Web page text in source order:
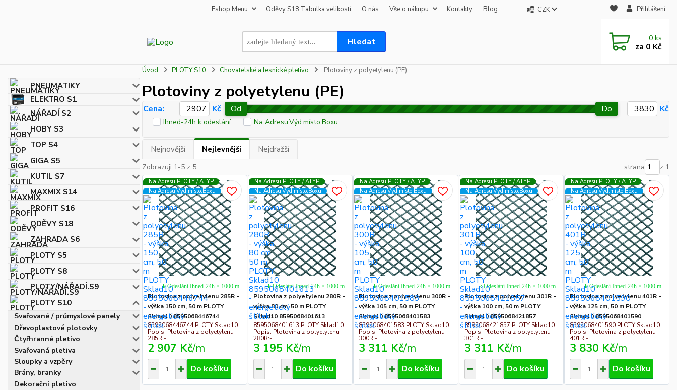
Eshop Menu Oděvy S18 Tabulka velikostí O nás Vše o nákupu Kontakty Blog CZK Přihlášení
Hledat 0 ks
za 0 Kč
PNEUMATIKY
ELEKTRO S1
NÁŘADÍ S2
HOBY S3
TOP S4
GIGA S5
KUTIL S7
MAXMIX S14
PROFIT S16
ODĚVY S18
ZAHRADA S6
PLOTY S5
PLOTY S8
PLOTY/NÁŘADÍ.S9
PLOTY S10
Svařované / průmyslové panely
Dřevoplastové plotovky
Čtyřhranné pletivo
Svařovaná pletiva
Sloupky a vzpěry
Brány, branky
Dekorační pletivo
Úvod PLOTY S10 Chovatelské a lesnické pletivo Plotoviny z polyetylenu (PE)
Plotoviny z polyetylenu (PE)
Cena: Kč Od Do Kč
Ihned-24h k odeslání Na Adresu,Výd.místo,Boxu
Nejnovější Nejlevnější Nejdražší
Zobrazuji 1-5 z 5 strana z 1
Na Adresu PLOTY / ATYP
Na Adresu,Výd.místo,Boxu
Plotovina z polyetylenu 285R -
výška 150 cm, 50 m PLOTY
Sklad10 8595068446744
8595068446744 PLOTY Sklad10
Popis: Plotovina z polyetylenu
285R:-...
2 907 Kč/m
k Odeslání Ihned-24h > 1000 m
Do košíku
Na Adresu PLOTY / ATYP
Na Adresu,Výd.místo,Boxu
Plotovina z polyetylenu 280R -
výška 80 cm, 50 m PLOTY
Sklad10 8595068401613
8595068401613 PLOTY Sklad10
Popis: Plotovina z polyetylenu
280R:-...
3 195 Kč/m
k Odeslání Ihned-24h > 1000 m
Do košíku
Na Adresu PLOTY / ATYP
Na Adresu,Výd.místo,Boxu
Plotovina z polyetylenu 300R -
výška 105 cm, 50 m PLOTY
Sklad10 8595068401583
8595068401583 PLOTY Sklad10
Popis: Plotovina z polyetylenu
300R:-...
3 311 Kč/m
k Odeslání Ihned-24h > 1000 m
Do košíku
Na Adresu PLOTY / ATYP
Na Adresu,Výd.místo,Boxu
Plotovina z polyetylenu 301R -
výška 100 cm, 50 m PLOTY
Sklad10 8595068421857
8595068421857 PLOTY Sklad10
Popis: Plotovina z polyetylenu
301R:-...
3 311 Kč/m
k Odeslání Ihned-24h > 1000 m
Do košíku
Na Adresu PLOTY / ATYP
Na Adresu,Výd.místo,Boxu
Plotovina z polyetylenu 401R -
výška 125 cm, 50 m PLOTY
Sklad10 8595068401590
8595068401590 PLOTY Sklad10
Popis: Plotovina z polyetylenu
401R:-...
3 830 Kč/m
k Odeslání Ihned-24h > 1000 m
Do košíku